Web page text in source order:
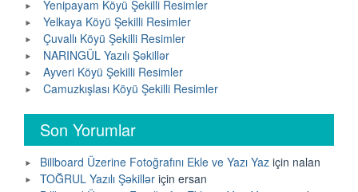
Yenipayam Köyü Şekilli Resimler
Yelkaya Köyü Şekilli Resimler
Çuvallı Köyü Şekilli Resimler
NARINGÜL Yazılı Şəkillər
Ayveri Köyü Şekilli Resimler
Camuzkışlası Köyü Şekilli Resimler
Son Yorumlar
Billboard Üzerine Fotoğrafını Ekle ve Yazı Yaz için nalan
TOĞRUL Yazılı Şəkillər için ersan